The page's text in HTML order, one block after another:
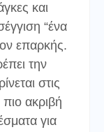
και
“ένα
επαρκής.
την
στις
ακριβή
για